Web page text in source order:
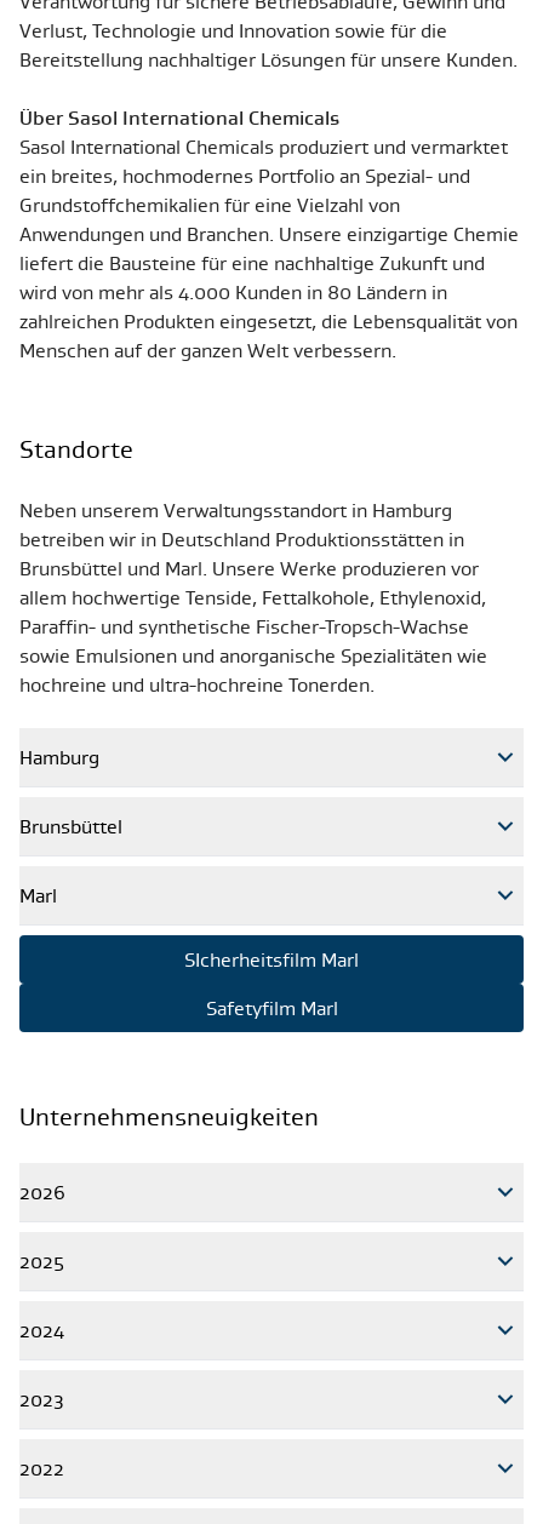
Verlust, Technologie und Innovation sowie für die
Bereitstellung nachhaltiger Lösungen für unsere Kunden.
Über Sasol International Chemicals
Sasol International Chemicals produziert und vermarktet
ein breites, hochmodernes Portfolio an Spezial- und
Grundstoffchemikalien für eine Vielzahl von
Anwendungen und Branchen. Unsere einzigartige Chemie
liefert die Bausteine für eine nachhaltige Zukunft und
wird von mehr als 4.000 Kunden in 80 Ländern in
zahlreichen Produkten eingesetzt, die Lebensqualität von
Menschen auf der ganzen Welt verbessern.
Standorte
Neben unserem Verwaltungsstandort in Hamburg
betreiben wir in Deutschland Produktionsstätten in
Brunsbüttel und Marl. Unsere Werke produzieren vor
allem hochwertige Tenside, Fettalkohole, Ethylenoxid,
Paraffin- und synthetische Fischer-Tropsch-Wachse
sowie Emulsionen und anorganische Spezialitäten wie
hochreine und ultra-hochreine Tonerden.
Hamburg
Brunsbüttel
Marl
SIcherheitsfilm Marl
Safetyfilm Marl
Unternehmensneuigkeiten
2026
2025
2024
2023
2022